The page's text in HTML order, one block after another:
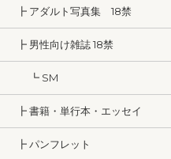
┣ アダルト写真集 18禁
┣ 男性向け雑誌 18禁
┗ SM
┣ 書籍・単行本・エッセイ
┣ パンフレット